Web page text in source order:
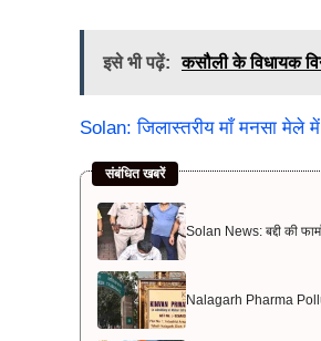
इसे भी पढ़ें: कसौली के विधायक
Solan: जिलास्तरीय माँ मनसा मेले
संबंधित खबरें
Solan News: बद्दी की
Nalagarh Pharma